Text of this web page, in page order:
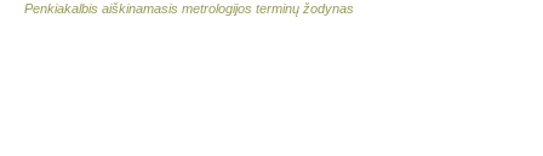
Penkiakalbis aiškinamasis metrologijos terminų žodynas